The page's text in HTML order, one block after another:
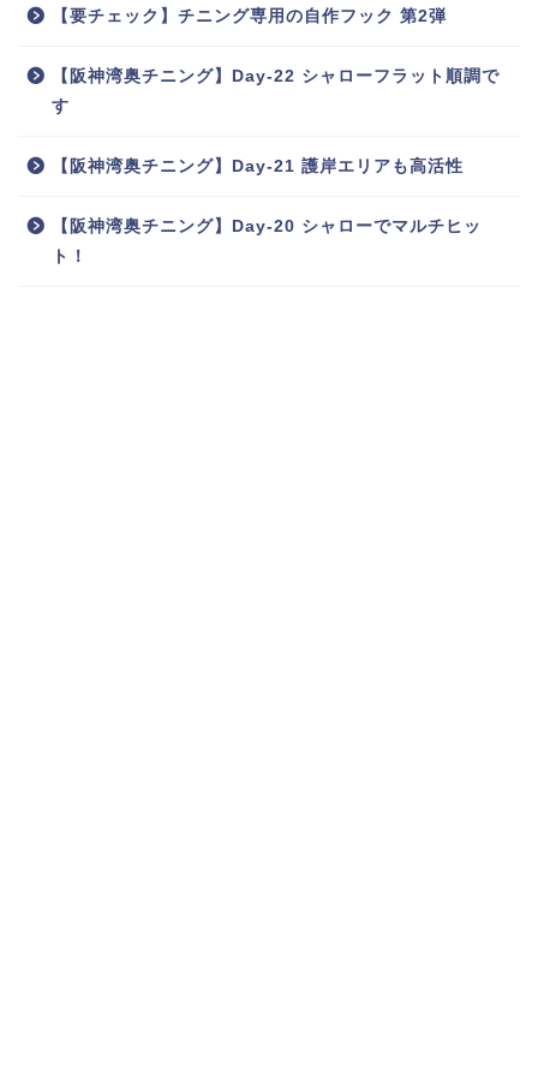
【要チェック】チニング専用の自作フック 第2弾
【阪神湾奥チニング】Day-22 シャローフラット順調で
す
【阪神湾奥チニング】Day-21 護岸エリアも高活性
【阪神湾奥チニング】Day-20 シャローでマルチヒッ
ト！